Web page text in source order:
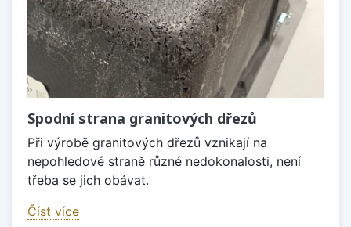
Spodní strana granitových dřezů
Při výrobě granitových dřezů vznikají na
nepohledové straně různé nedokonalosti, není
třeba se jich obávat.
Číst více